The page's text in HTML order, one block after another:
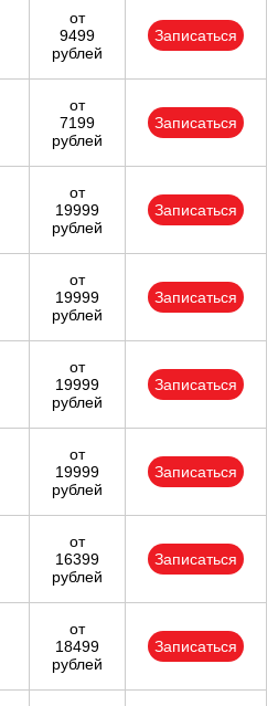
от
9499
рублей
Записаться
от
7199
рублей
Записаться
от
19999
рублей
Записаться
от
19999
рублей
Записаться
от
19999
рублей
Записаться
от
19999
рублей
Записаться
от
16399
рублей
Записаться
от
18499
рублей
Записаться